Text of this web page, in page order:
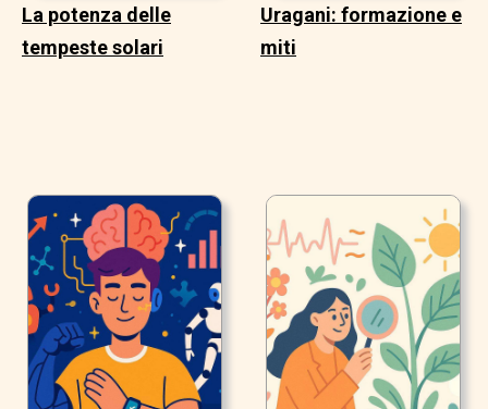
La potenza delle
tempeste solari
Uragani: formazione e
miti